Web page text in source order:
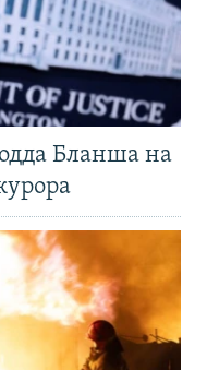
Бланша на